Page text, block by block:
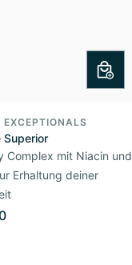
EXCEPTIONALS
Superior
Complex mit Niacin und
Erhaltung deiner